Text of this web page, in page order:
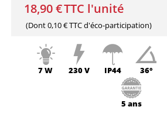
18,90 €TTC l'unité
(Dont0,10 € TTCd'éco-participation)
7 W 230 V IP44 36°
5 ans